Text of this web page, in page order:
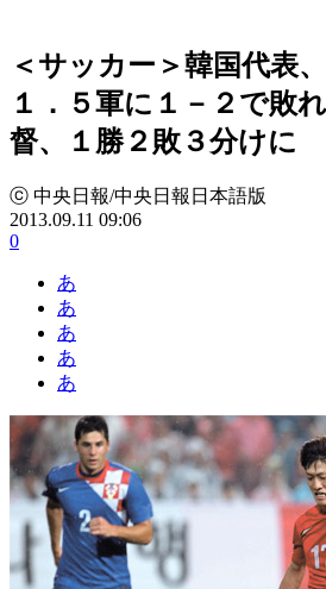
＜サッカー＞韓国代表
１．５軍に１－２で敗
督、１勝２敗３分けに
ⓒ 中央日報/中央日報日本語版
2013.09.11 09:06
0
あ
あ
あ
あ
あ